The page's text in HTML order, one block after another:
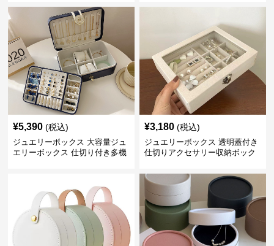
¥5,390 (税込)
ジュエリーボックス 大容量ジュ
エリーボックス 仕切り付き多機
¥3,180 (税込)
ジュエリーボックス 透明蓋付き
仕切りアクセサリー収納ボック